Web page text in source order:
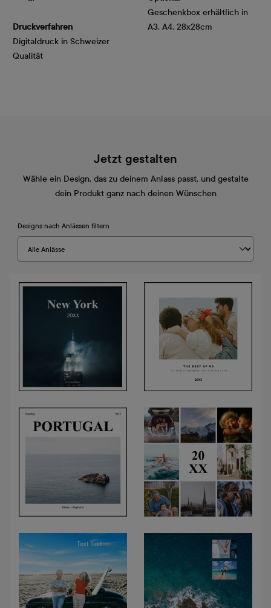
Druckverfahren
Digitaldruck in Schweizer
Qualität
Geschenkbox erhältlich in
A3, A4, 28x28cm
Jetzt gestalten
Wähle ein Design, das zu deinem Anlass passt, und gestalte
dein Produkt ganz nach deinen Wünschen
Designs nach Anlässen filtern